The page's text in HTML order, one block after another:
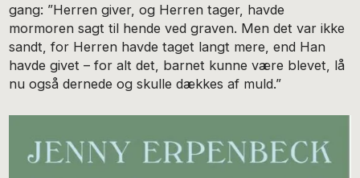
gang: ”Herren giver, og Herren tager, havde
mormoren sagt til hende ved graven. Men det var ikke
sandt, for Herren havde taget langt mere, end Han
havde givet – for alt det, barnet kunne være blevet, lå
nu også dernede og skulle dækkes af muld.”